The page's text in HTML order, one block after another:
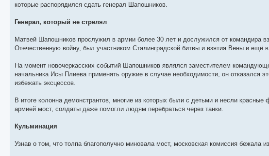
которые распорядился сдать генерал Шапошников.
Генерал, который не стрелял
Матвей Шапошников прослужил в армии более 30 лет и дослужился от командира
Отечественную войну, был участником Сталинградской битвы и взятия Вены и ещё
На момент новочеркасских событий Шапошников являлся заместителем
начальника Исы Плиева применять оружие в случае необходимости, он отказался
избежать эксцессов.
В итоге колонна демонстрантов, многие из которых были с детьми и несли
армией мост, солдаты даже помогли людям перебраться через танки.
Кульминация
Узнав о том, что толпа благополучно миновала мост, московская комиссия бежала